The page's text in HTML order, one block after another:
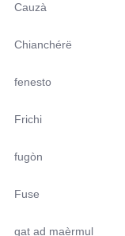
Cauzà
Chianchérë
fenesto
Frichi
fugòn
Fuse
gat ad maèrmul